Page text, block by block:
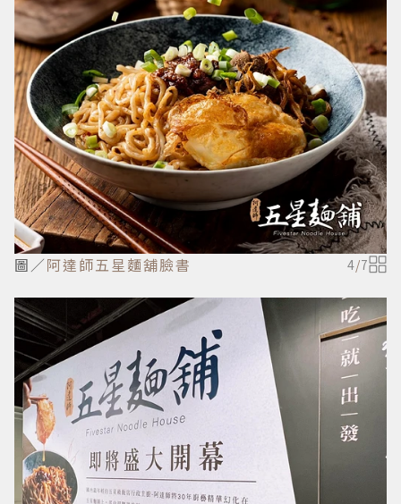
圖／阿達師五星麵舖臉書 4/7